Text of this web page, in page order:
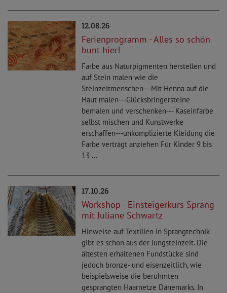
12.08.26
Ferienprogramm - Alles so schön
bunt hier!
Farbe aus Naturpigmenten herstellen und
auf Stein malen wie die
Steinzeitmenschen---Mit Henna auf die
Haut malen---Glücksbringersteine
bemalen und verschenken--- Kaseinfarbe
selbst mischen und Kunstwerke
erschaffen---unkomplizierte Kleidung die
Farbe verträgt anziehen Für Kinder 9 bis
13 ...
17.10.26
Workshop - Einsteigerkurs Sprang
mit Juliane Schwartz
Hinweise auf Textilien in Sprangtechnik
gibt es schon aus der Jungsteinzeit. Die
ältesten erhaltenen Fundstücke sind
jedoch bronze- und eisenzeitlich, wie
beispielsweise die berühmten
gesprangten Haarnetze Dänemarks. In